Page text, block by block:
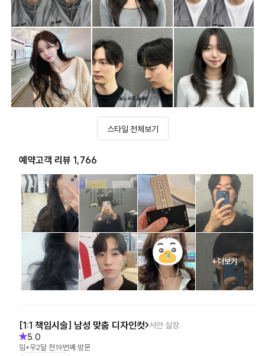
스타일 전체보기
예약고객 리뷰 1,766
+더보기
[1:1 책임시술] 남성 맞춤 디자인컷 서안 실장
5.0
임*우2달 전19번째 방문